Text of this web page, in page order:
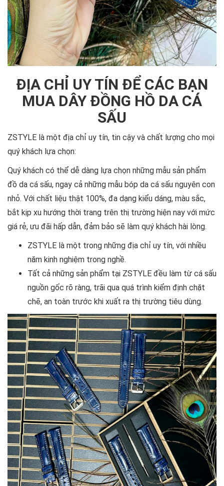
ĐỊA CHỈ UY TÍN ĐỂ CÁC BẠN
MUA DÂY ĐỒNG HỒ DA CÁ
SẤU
ZSTYLE là một địa chỉ uy tín, tin cậy và chất lượng cho mọi
quý khách lựa chọn:
Quý khách có thể dễ dàng lựa chọn những mẫu sản phẩm
đồ da cá sấu, ngay cả những mẫu bóp da cá sấu nguyên con
nhỏ. Với chất liệu thật 100%, đa dạng kiểu dáng, màu sắc,
bắt kịp xu hướng thời trang trên thị trường hiện nay với mức
giá rẻ, ưu đãi hấp dẫn, đảm bảo sẽ làm quý khách hài lòng.
ZSTYLE là một trong những địa chỉ uy tín, với nhiều
năm kinh nghiệm trong nghề.
Tất cả những sản phẩm tại ZSTYLE đều làm từ cá sấu
nguồn gốc rõ ràng, trãi qua quá trình kiểm định chặt
chẽ, an toàn trước khi xuất ra thị trường tiêu dùng.